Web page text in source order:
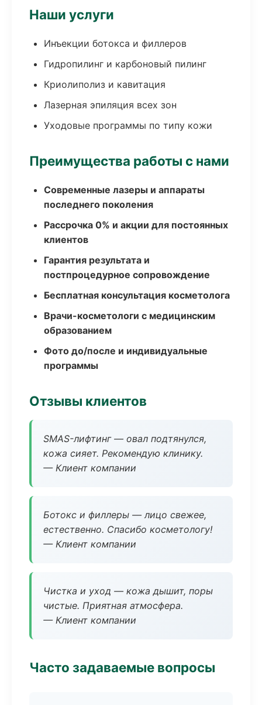
Наши услуги
Инъекции ботокса и филлеров
Гидропилинг и карбоновый пилинг
Криолиполиз и кавитация
Лазерная эпиляция всех зон
Уходовые программы по типу кожи
Преимущества работы с нами
Современные лазеры и аппараты
последнего поколения
Рассрочка 0% и акции для постоянных
клиентов
Гарантия результата и
постпроцедурное сопровождение
Бесплатная консультация косметолога
Врачи-косметологи с медицинским
образованием
Фото до/после и индивидуальные
программы
Отзывы клиентов
SMAS-лифтинг — овал подтянулся,
кожа сияет. Рекомендую клинику.
— Клиент компании
Ботокс и филлеры — лицо свежее,
естественно. Спасибо косметологу!
— Клиент компании
Чистка и уход — кожа дышит, поры
чистые. Приятная атмосфера.
— Клиент компании
Часто задаваемые вопросы